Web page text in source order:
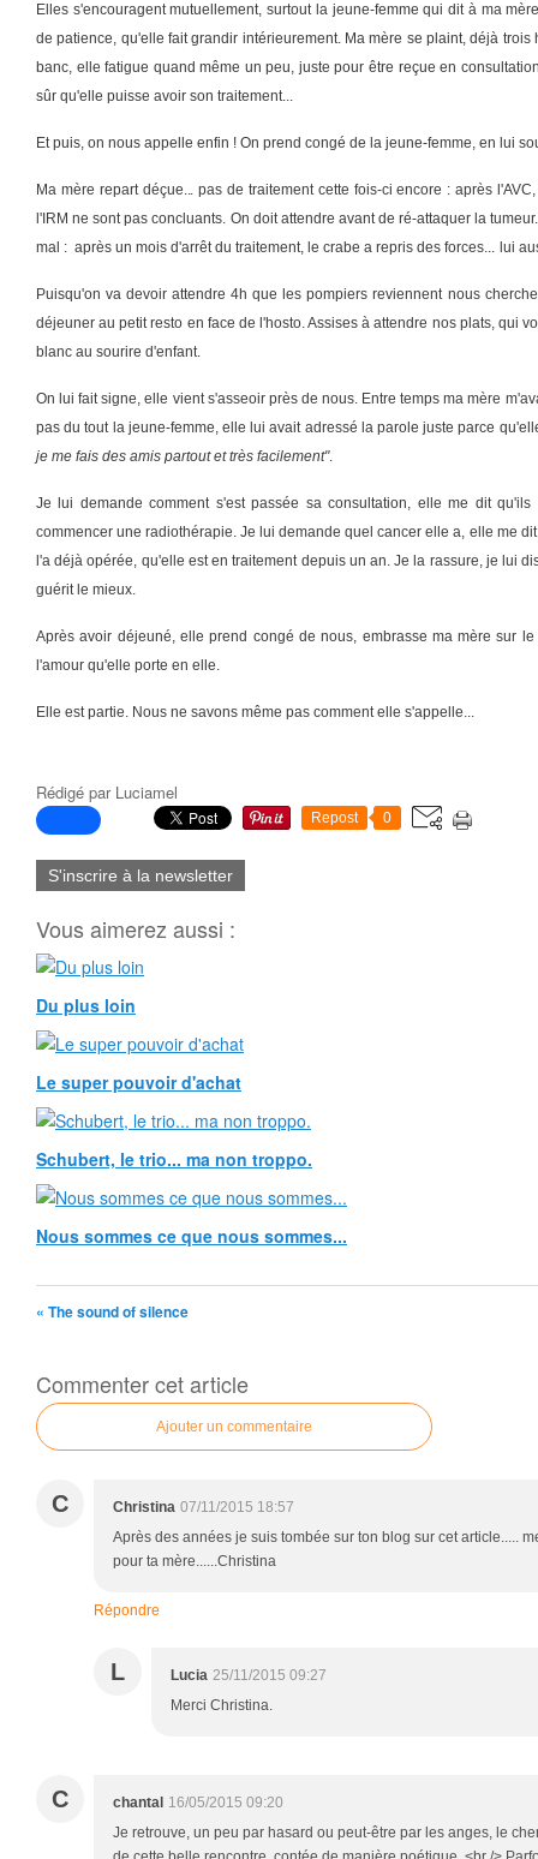
Elles s'encouragent mutuellement, surtout la jeune-femme qui dit à ma
de patience, qu'elle fait grandir intérieurement. Ma mère se plaint, déjà
banc, elle fatigue quand même un peu, juste pour être reçue en
sûr qu'elle puisse avoir son traitement...
Et puis, on nous appelle enfin ! On prend congé de la jeune-femme, en lui
Ma mère repart déçue... pas de traitement cette fois-ci encore : après
l'IRM ne sont pas concluants. On doit attendre avant de ré-attaquer la
mal : après un mois d'arrêt du traitement, le crabe a repris des forces... lui
Puisqu'on va devoir attendre 4h que les pompiers reviennent nous
déjeuner au petit resto en face de l'hosto. Assises à attendre nos plats, qui
blanc au sourire d'enfant.
On lui fait signe, elle vient s'asseoir près de nous. Entre temps ma mère
pas du tout la jeune-femme, elle lui avait adressé la parole juste parce
je me fais des amis partout et très facilement".
Je lui demande comment s'est passée sa consultation, elle me dit
commencer une radiothérapie. Je lui demande quel cancer elle a, elle me
l'a déjà opérée, qu'elle est en traitement depuis un an. Je la rassure, je lui
guérit le mieux.
Après avoir déjeuné, elle prend congé de nous, embrasse ma mère sur
l'amour qu'elle porte en elle.
Elle est partie. Nous ne savons même pas comment elle s'appelle...
Rédigé par Luciamel
Repost 0
S'inscrire à la newsletter
Vous aimerez aussi :
Du plus loin
Le super pouvoir d'achat
Schubert, le trio... ma non troppo.
Nous sommes ce que nous sommes...
« The sound of silence
Commenter cet article
Ajouter un commentaire
C Christina 07/11/2015 18:57
Après des années je suis tombée sur ton blog sur cet article.....
pour ta mère......Christina
Répondre
L Lucia 25/11/2015 09:27
Merci Christina.
C chantal 16/05/2015 09:20
Je retrouve, un peu par hasard ou peut-être par les anges, le